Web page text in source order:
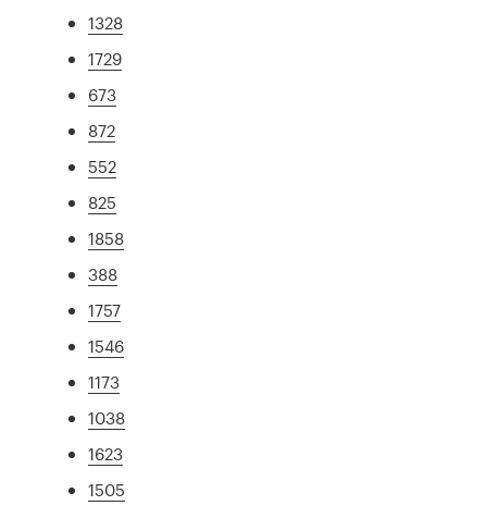
1328
1729
673
872
552
825
1858
388
1757
1546
1173
1038
1623
1505